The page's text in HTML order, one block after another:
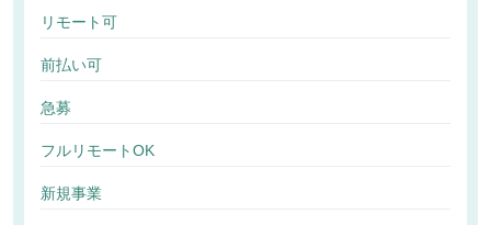
リモート可
前払い可
急募
フルリモートOK
新規事業